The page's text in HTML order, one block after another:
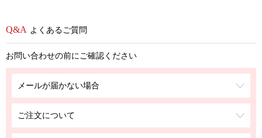
よくあるご質問
お問い合わせの前にご確認ください
メールが届かない場合
ご注文について